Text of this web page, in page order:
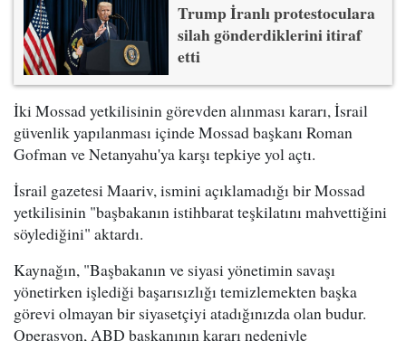
Trump İranlı protestoculara
silah gönderdiklerini itiraf
etti
İki Mossad yetkilisinin görevden alınması kararı, İsrail
güvenlik yapılanması içinde Mossad başkanı Roman
Gofman ve Netanyahu'ya karşı tepkiye yol açtı.
İsrail gazetesi Maariv, ismini açıklamadığı bir Mossad
yetkilisinin "başbakanın istihbarat teşkilatını mahvettiğini
söylediğini" aktardı.
Kaynağın, "Başbakanın ve siyasi yönetimin savaşı
yönetirken işlediği başarısızlığı temizlemekten başka
görevi olmayan bir siyasetçiyi atadığınızda olan budur.
Operasyon, ABD başkanının kararı nedeniyle